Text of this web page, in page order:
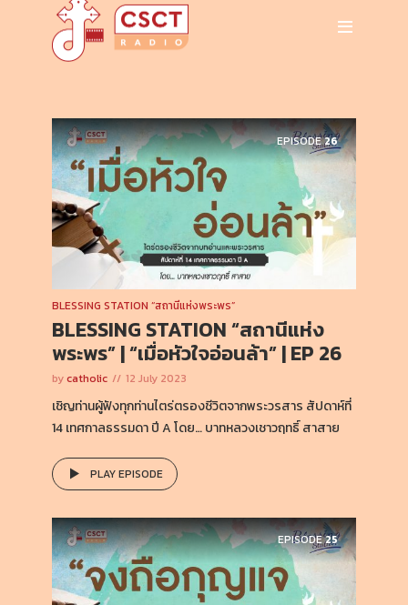
EPISODE26
BLESSING STATION “สถานีแห่งพระพร”
BLESSING STATION “สถานีแห่ง
พระพร” | “เมื่อหัวใจอ่อนล้า” | EP 26
bycatholic 12 July 2023
เชิญท่านผู้ฟังทุกท่านไตร่ตรองชีวิตจากพระวรสาร สัปดาห์ที่
14 เทศกาลธรรมดา ปี A โดย… บาทหลวงเชาวฤทธิ์ สาสาย
PLAY EPISODE
EPISODE25